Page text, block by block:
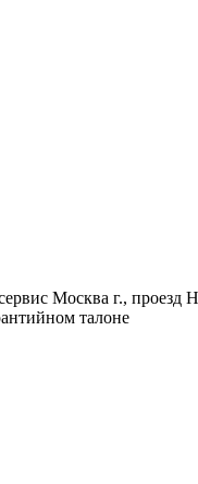
Москва г.,
талоне